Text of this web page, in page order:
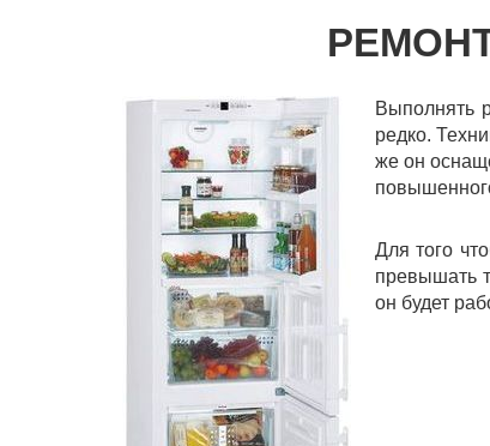
Выполнять
редко.
же он
Для того
превышать
он будет